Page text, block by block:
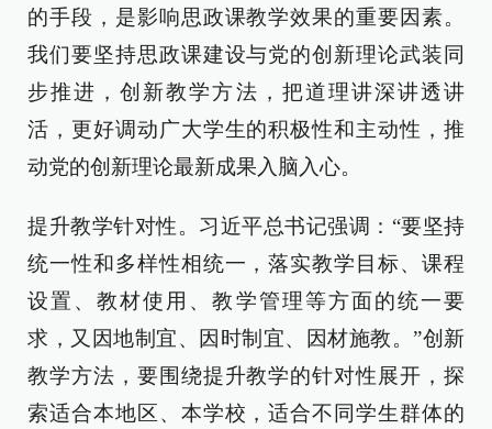
的手段，是影响思政课教学效果的重要因素。
我们要坚持思政课建设与党的创新理论武装同
步推进，创新教学方法，把道理讲深讲透讲
活，更好调动广大学生的积极性和主动性，推
动党的创新理论最新成果入脑入心。
提升教学针对性。习近平总书记强调：“要坚持
统一性和多样性相统一，落实教学目标、课程
设置、教材使用、教学管理等方面的统一要
求，又因地制宜、因时制宜、因材施教。”创新
教学方法，要围绕提升教学的针对性展开，探
索适合本地区、本学校，适合不同学生群体的